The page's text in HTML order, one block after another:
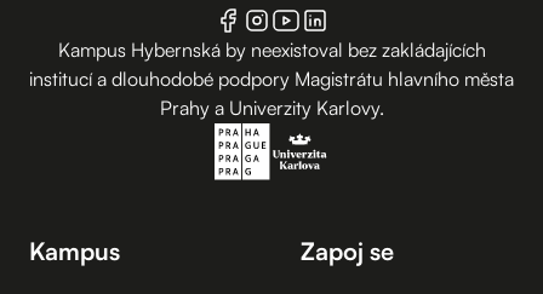
Kampus Hybernská by neexistoval bez zakládajících
institucí a dlouhodobé podpory Magistrátu hlavního města
Prahy a Univerzity Karlovy.
Kampus Zapoj se